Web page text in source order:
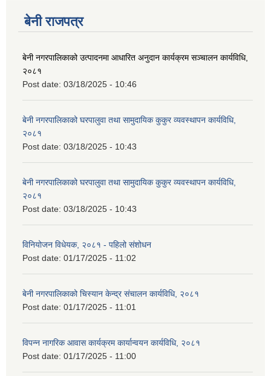
बेनी राजपत्र
बेनी नगरपालिकाको उत्पादनमा आधारित अनुदान कार्यक्रम सञ्‍चालन कार्यविधि,
२०८१
Post date: 03/18/2025 - 10:46
बेनी नगरपालिकाको घरपालुवा तथा सामुदायिक कुकुर व्यवस्थापन कार्यविधि,
२०८१
Post date: 03/18/2025 - 10:43
बेनी नगरपालिकाको घरपालुवा तथा सामुदायिक कुकुर व्यवस्थापन कार्यविधि,
२०८१
Post date: 03/18/2025 - 10:43
विनियोजन विधेयक, २०८१ - पहिलो संशोधन
Post date: 01/17/2025 - 11:02
बेनी नगरपालिकाको चिस्यान केन्द्र संचालन कार्यविधि, २०८१
Post date: 01/17/2025 - 11:01
विपन्न नागरिक आवास कार्यक्रम कार्यान्वयन कार्यविधि, २०८१
Post date: 01/17/2025 - 11:00